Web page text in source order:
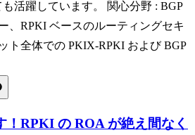
います。 関心分野 : BGP
、RPKI ベースのルーティングセキ
ト全体での PKIX-RPKI および BGP
！RPKI の ROA が絶え間なく